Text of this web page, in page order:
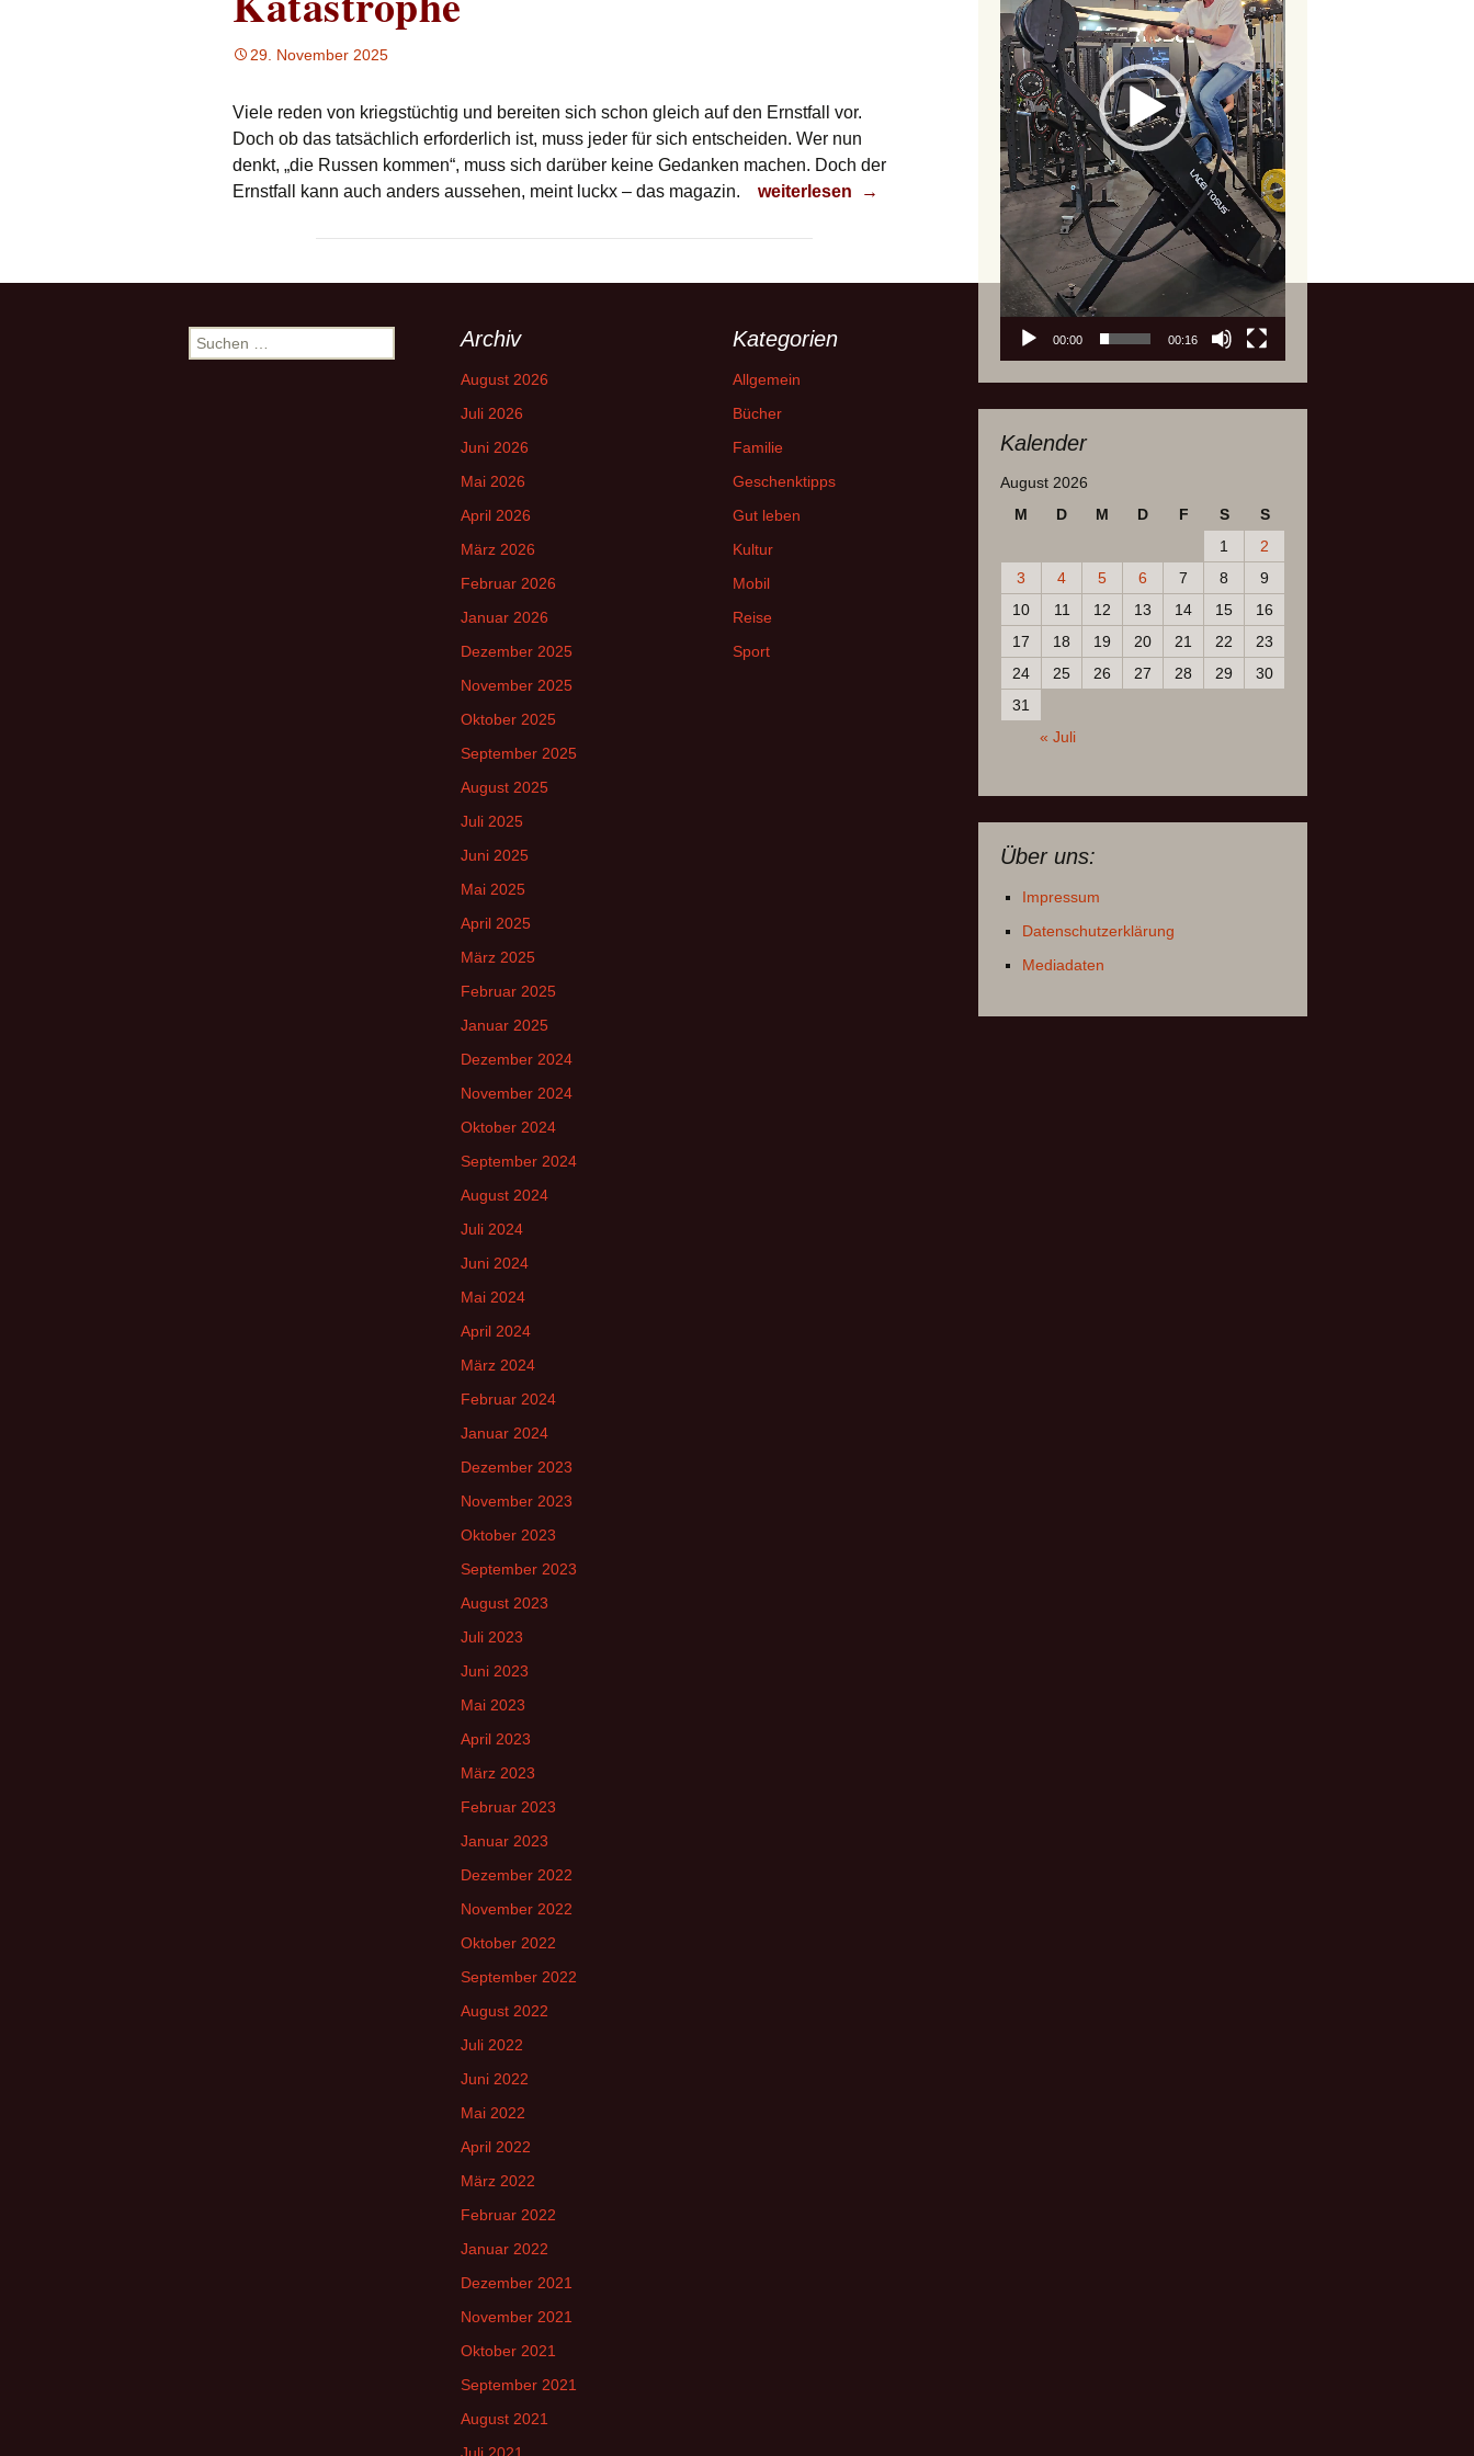
29. November 2025
Viele reden von kriegstüchtig und bereiten sich schon gleich auf den Ernstfall vor.
Doch ob das tatsächlich erforderlich ist, muss jeder für sich entscheiden. Wer nun
denkt, „die Russen kommen“, muss sich darüber keine Gedanken machen. Doch der
Ernstfall kann auch anders aussehen, meint luckx – das magazin.
Katastrophe
weiterlesen →
00:00 00:16
Kalender
August 2026
M
D M D F S
S
1
2
3
4 5 6 7 8
9
10
11 12 13 14 15
16
17
18 19 20 21 22
23
24
25 26 27 28 29
30
31
« Juli
Über uns:
Impressum
Datenschutzerklärung
Mediadaten
Suchen
nach:
Archiv
August 2026
Juli 2026
Juni 2026
Mai 2026
April 2026
März 2026
Februar 2026
Januar 2026
Dezember 2025
November 2025
Oktober 2025
September 2025
August 2025
Juli 2025
Juni 2025
Mai 2025
April 2025
März 2025
Februar 2025
Januar 2025
Dezember 2024
November 2024
Oktober 2024
September 2024
August 2024
Juli 2024
Juni 2024
Mai 2024
April 2024
März 2024
Februar 2024
Januar 2024
Dezember 2023
November 2023
Oktober 2023
September 2023
August 2023
Juli 2023
Juni 2023
Mai 2023
April 2023
März 2023
Februar 2023
Januar 2023
Dezember 2022
November 2022
Oktober 2022
September 2022
August 2022
Juli 2022
Juni 2022
Mai 2022
April 2022
März 2022
Februar 2022
Januar 2022
Dezember 2021
November 2021
Oktober 2021
September 2021
August 2021
Kategorien
Allgemein
Bücher
Familie
Geschenktipps
Gut leben
Kultur
Mobil
Reise
Sport